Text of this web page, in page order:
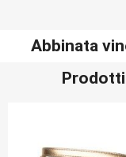
Abbinata